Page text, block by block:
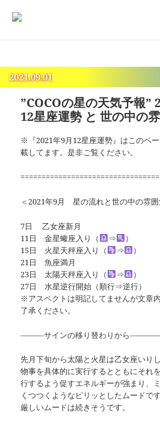
2021.09.01
”COCOの星の天気予報”
12星座運勢 と 世の中の
※『2021年9月12星座運勢』はこのペ
載してます。是非ご覧ください。
＜2021年9月 星の流れと世の中の雰囲
7日 乙女座新月
11日 金星蠍座入り（
⇒
）
15日 火星天秤座入り（
⇒
）
21日 魚座満月
23日 太陽天秤座入り（
⇒
）
27日 水星逆行開始（順行⇒逆行）
※アスペクトは明記してませんが文章
了承ください。
―――サインの移り替わりから
先月下旬から太陽と火星は乙女座いり
物事を具体的に実行するとともにそれ
行するよう促すエネルギーが強まり、
くつつくようなピリッとしたムードで
厳しいムードは続きそうです。